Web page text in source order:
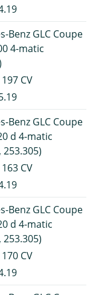
Benz GLC Coupe
4-matic
CV
Benz GLC Coupe
d 4-matic
253.305)
CV
Benz GLC Coupe
d 4-matic
253.305)
CV